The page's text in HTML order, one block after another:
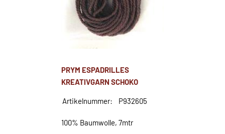
PRYM ESPADRILLES
KREATIVGARN SCHOKO
Artikelnummer: P932605
100% Baumwolle, 7mtr